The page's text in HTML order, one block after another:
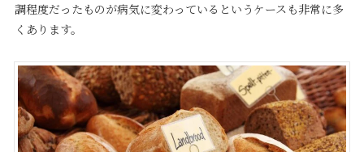
調程度だったものが病気に変わっているというケースも非常に多
くあります。